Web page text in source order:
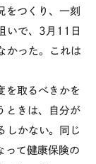
をつくり、一刻
いで、3月11日
かった。これは
を取るべきかを
ときは、自分が
しかない。同じ
って健康保険の